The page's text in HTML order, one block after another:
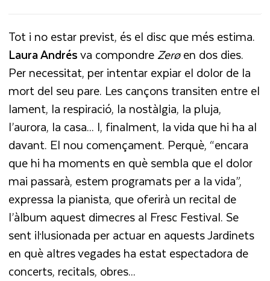
Tot i no estar previst, és el disc que més estima.
Laura Andrésva compondreZerøen dos dies.
Per necessitat, per intentar expiar el dolor de la
mort del seu pare. Les cançons transiten entre el
lament, la respiració, la nostàlgia, la pluja,
l’aurora, la casa... I, finalment, la vida que hi ha al
davant. El nou començament. Perquè, “encara
que hi ha moments en què sembla que el dolor
mai passarà, estem programats per a la vida”,
expressa la pianista, que oferirà un recital de
l’àlbum aquest dimecres al Fresc Festival. Se
sent il·lusionada per actuar en aquests Jardinets
en què altres vegades ha estat espectadora de
concerts, recitals, obres...